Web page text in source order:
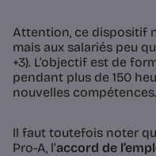
Attention, ce dispositif
mais aux salariés peu
+3). L’objectif est de
pendant plus de 150
nouvelles compétences.
Il faut toutefois noter
Pro-A, l’accord de